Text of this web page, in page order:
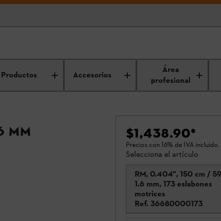
Productos Accesorios
Área
profesional
mm $1,438.90*
Precios con 16% de IVA incluido.
Selecciona el artículo
RM, 0.404", 150 cm /
1.6 mm, 173 eslabones
motrices
Ref. 36680000173